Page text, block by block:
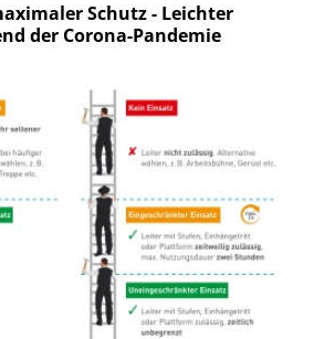
Schutz - Leichter
der Corona-Pandemie